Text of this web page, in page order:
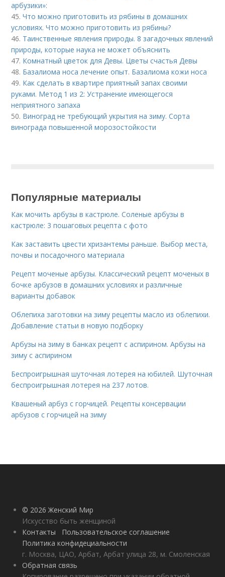
арбузики»:
45.Что можно приготовить из рябины в домашних
условиях. Что можно приготовить из рябины?
46. Таинственные явления природы. 8 загадочных явлений
природы, которые наука не может объяснить
47. Комнатный цветок для Девы. Цветы счастья Девы
48. Базалиома носа лечение опыт. Базалиома кожи носа
49. Как сделать в квартире приятный запах своими
руками. Метод 1 из 2: Устранение имеющегося
неприятного запаха
50. Виноград не требующий укрытия на зиму. Сорта
винограда повышенной морозостойкости
Популярные материалы
Как мочить арбузы в кастрюле. Соленые арбузы в
кастрюле: 3 пошаговых рецепта с фото
Как заставить цвести хризантемы раньше. Выбор места,
почвы и посадочного материала
Рецепт моченые арбузы. Классический рецепт моченых в
бочке арбузов в домашних условиях и различные
варианты добавок
Облепиха заготовки на зиму рецепты масло из облепихи.
Добавление статьи в новую подборку
Арбузы на зиму в банках рецепт с аспирином. Арбузы на
зиму с аспирином
Беспроигрышная шуточная лотерея на юбилей. Шуточная
беспроигрышная лотерея на 237 лотов.
Квашеный арбуз с горчицей. Рецепты консервации
арбузов с горчицей на зиму
© 2026 Женский Мир
Искусство быть женщиной
Контакты
Пользовательское соглашение
Политика конфидециальности
г. Москва, ЦАО, Арбат, Арбат улица 28, м. Смоленская
Обратная связь